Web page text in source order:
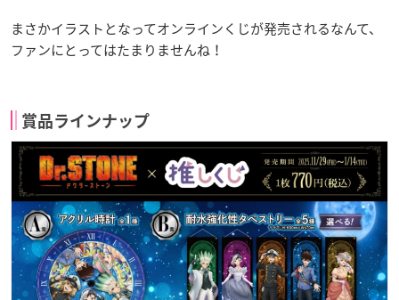
まさかイラストとなってオンラインくじが発売されるなんて、
ファンにとってはたまりませんね！
賞品ラインナップ